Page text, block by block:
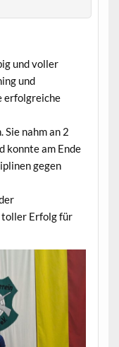
und voller
und
erfolgreiche
nahm an 2
konnte am Ende
gegen
toller Erfolg für